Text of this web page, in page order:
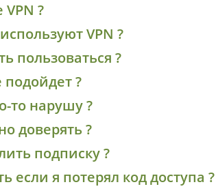
VPN ?
VPN ?
пользоваться ?
подойдет ?
то нарушу ?
доверять ?
подписку ?
если я потерял код доступа ?